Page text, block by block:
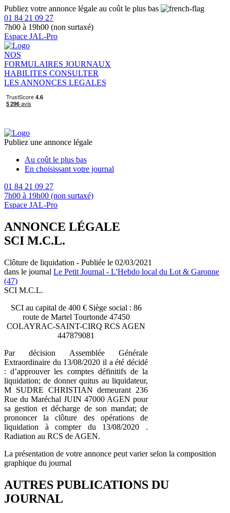
Publiez votre annonce légale au coût le plus bas
01 84 21 09 27
7h00 à 19h00 (non surtaxé)
Espace JAL-Pro
NOS
FORMULAIRES JOURNAUX
HABILITES CONSULTER
LES ANNONCES LEGALES
Publiez une annonce légale
Au coût le plus bas
En choisissant votre journal
01 84 21 09 27
7h00 à 19h00 (non surtaxé)
Espace JAL-Pro
ANNONCE LÉGALE
SCI M.C.L.
Clôture de liquidation - Publiée le 02/03/2021
dans le journal Le Petit Journal - L'Hebdo local du Lot & Garonne
(47)
SCI M.C.L.
SCI au capital de 400 € Siège social : 86
route de Martel Tourtonde 47450
COLAYRAC-SAINT-CIRQ RCS AGEN
447879081
Par décision Assemblée Générale
Extraordinaire du 13/08/2020 il a été décidé
: d’approuver les comptes définitifs de la
liquidation; de donner quitus au liquidateur,
M SUDRE CHRISTIAN demeurant 236
Rue du Maréchal JUIN 47000 AGEN pour
sa gestion et décharge de son mandat; de
prononcer la clôture des opérations de
liquidation à compter du 13/08/2020 .
Radiation au RCS de AGEN.
La présentation de votre annonce peut varier selon la composition
graphique du journal
AUTRES PUBLICATIONS DU
JOURNAL